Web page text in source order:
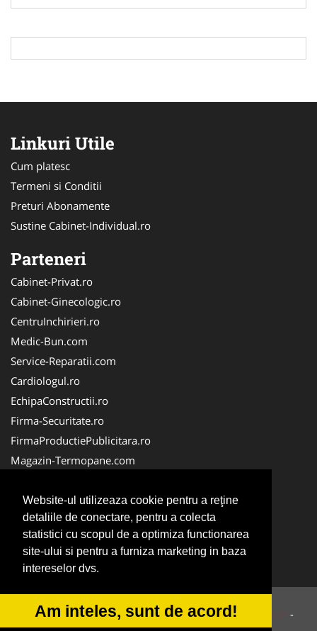
Website-ul utilizeaza cookie pentru a reţine
detaliile de conectare, pentru a colecta
statistici cu scopul de a optimiza functionarea
site-ului si pentru a furniza marketing in baza
intereselor dvs.
Am inteles, sunt de acord!
Linkuri Utile
Cum platesc
Termeni si Conditii
Preturi Abonamente
Sustine Cabinet-Individual.ro
Parteneri
Cabinet-Privat.ro
Cabinet-Ginecologic.ro
CentruInchirieri.ro
Medic-Bun.com
Service-Reparatii.com
Cardiologul.ro
EchipaConstructii.ro
Firma-Securitate.ro
FirmaProductiePublicitara.ro
Magazin-Termopane.com
CramaVinuri.ro
FirmaTractariAuto.ro
InstalatiiSolare.com
Pescaresc.ro
© 2014-2026 Powered byVilonMedia&Tokaido Consult
-